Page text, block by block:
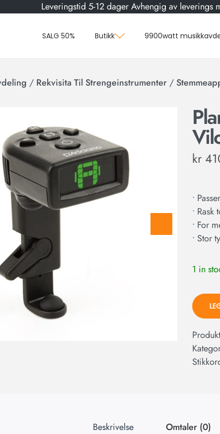
Leveringstid 5-12 dager Avhengig av leverings
SALG 50% Butikk 9900watt
/ Rekvisita Til Strengeinstrumenter /
kr
•
•
• For
• Stor
1 in
Beskrivelse Omtaler (0)